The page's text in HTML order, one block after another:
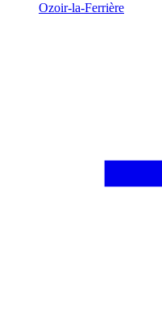
Ozoir-la-Ferrière